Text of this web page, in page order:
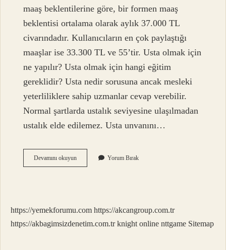
maaş beklentilerine göre, bir formen maaş
beklentisi ortalama olarak aylık 37.000 TL
civarındadır. Kullanıcıların en çok paylaştığı
maaşlar ise 33.300 TL ve 55’tir. Usta olmak için
ne yapılır? Usta olmak için hangi eğitim
gereklidir? Usta nedir sorusuna ancak mesleki
yeterliliklere sahip uzmanlar cevap verebilir.
Normal şartlarda ustalık seviyesine ulaşılmadan
ustalık elde edilemez. Usta unvanını…
Devamını okuyunUstabaşı
Olmak
Yorum Bırak
https://yemekforumu.com https://akcangroup.com.tr
https://akbagimsizdenetim.com.tr knight online nttgame Sitemap